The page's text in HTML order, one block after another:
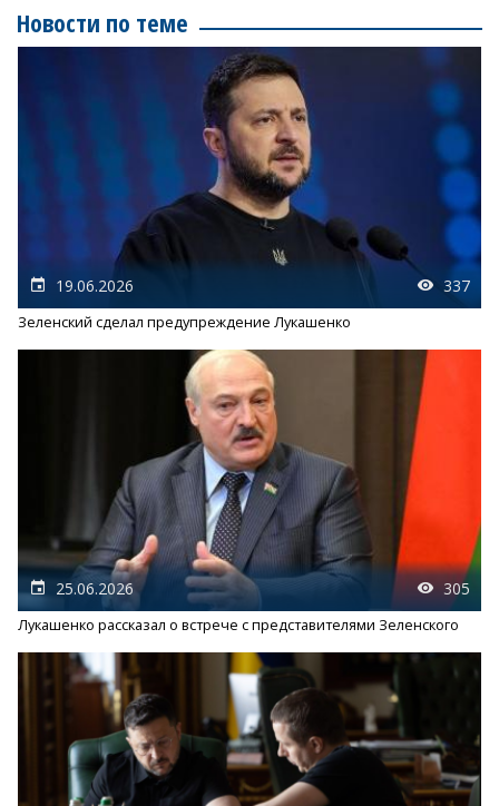
Новости по теме
19.06.2026 337
Зеленский сделал предупреждение Лукашенко
25.06.2026 305
Лукашенко рассказал о встрече с представителями Зеленского